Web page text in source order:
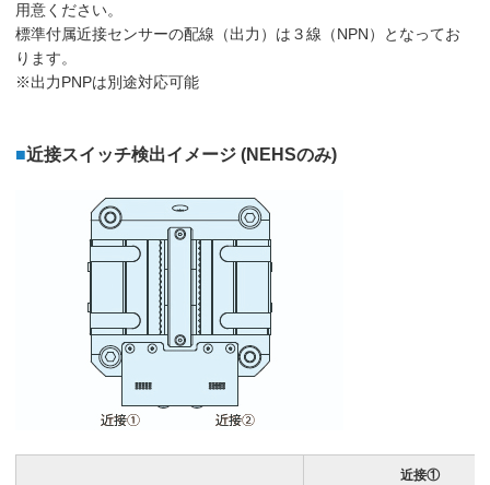
用意ください。
標準付属近接センサーの配線（出力）は３線（NPN）となってお
ります。
※出力PNPは別途対応可能
■近接スイッチ検出イメージ (NEHSのみ)
近接①